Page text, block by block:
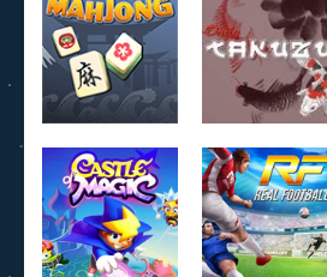
Ludo Hero
4.22K
Jeu de Go
3.95K
MahJong
2.26K
Daily Takuzu
2.21K